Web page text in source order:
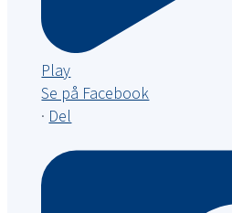
Play
Se på Facebook
· Del